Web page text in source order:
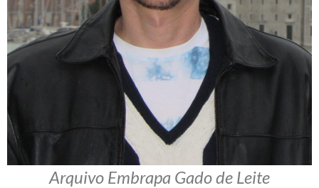
Arquivo Embrapa Gado de Leite